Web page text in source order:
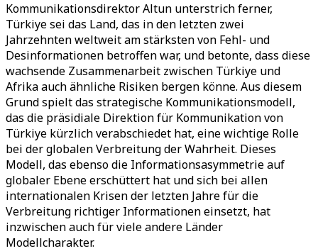
Kommunikationsdirektor Altun unterstrich ferner,
Türkiye sei das Land, das in den letzten zwei
Jahrzehnten weltweit am stärksten von Fehl- und
Desinformationen betroffen war, und betonte, dass diese
wachsende Zusammenarbeit zwischen Türkiye und
Afrika auch ähnliche Risiken bergen könne. Aus diesem
Grund spielt das strategische Kommunikationsmodell,
das die präsidiale Direktion für Kommunikation von
Türkiye kürzlich verabschiedet hat, eine wichtige Rolle
bei der globalen Verbreitung der Wahrheit. Dieses
Modell, das ebenso die Informationsasymmetrie auf
globaler Ebene erschüttert hat und sich bei allen
internationalen Krisen der letzten Jahre für die
Verbreitung richtiger Informationen einsetzt, hat
inzwischen auch für viele andere Länder
Modellcharakter.